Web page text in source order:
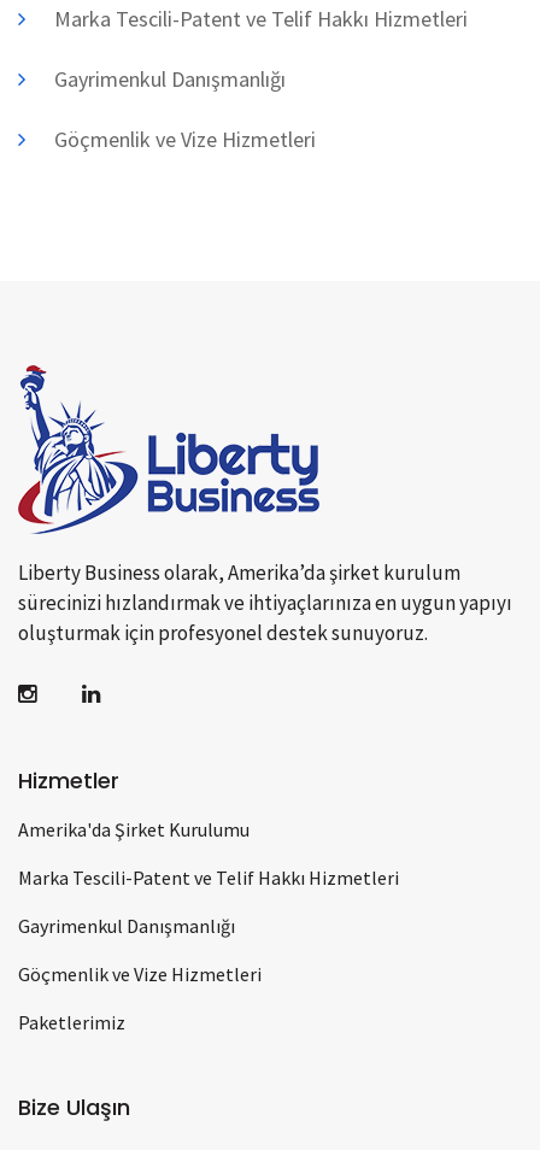
Marka Tescili-Patent ve Telif Hakkı Hizmetleri
Gayrimenkul Danışmanlığı
Göçmenlik ve Vize Hizmetleri
Liberty Business olarak, Amerika’da şirket kurulum
sürecinizi hızlandırmak ve ihtiyaçlarınıza en uygun yapıyı
oluşturmak için profesyonel destek sunuyoruz.
Hizmetler
Amerika'da Şirket Kurulumu
Marka Tescili-Patent ve Telif Hakkı Hizmetleri
Gayrimenkul Danışmanlığı
Göçmenlik ve Vize Hizmetleri
Paketlerimiz
Bize Ulaşın